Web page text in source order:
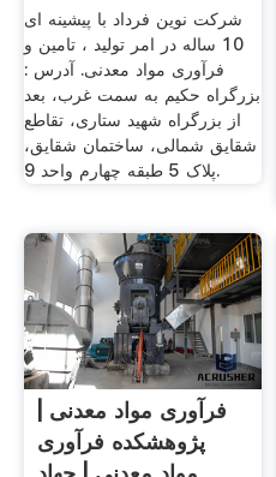
شرکت نوین فرداد با پیشینه ای
10 ساله در امر تولید ، تامین و
فرآوری مواد معدنی. آدرس :
بزرگراه حکیم به سمت غرب، بعد
از بزرگراه شهید ستاری، تقاطع
شقایق شمالی، ساختمان شقایق،
پلاک 5 طبقه چهارم واحد 9.
فرآوری مواد معدنی |
پژوهشکده فرآوری